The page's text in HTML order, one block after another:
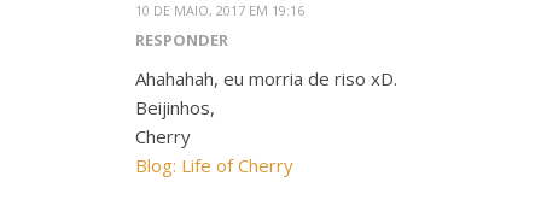
10 DE MAIO, 2017 EM 19:16
RESPONDER
Ahahahah, eu morria de riso xD.
Beijinhos,
Cherry
Blog: Life of Cherry